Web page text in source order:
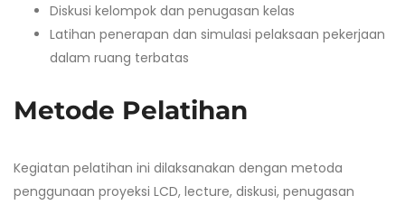
Diskusi kelompok dan penugasan kelas
Latihan penerapan dan simulasi pelaksaan pekerjaan
dalam ruang terbatas
Metode Pelatihan
Kegiatan pelatihan ini dilaksanakan dengan metoda
penggunaan proyeksi LCD, lecture, diskusi, penugasan